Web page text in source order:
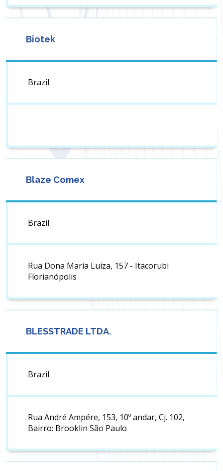
Biotek
Brazil
Blaze Comex
Brazil
Rua Dona Maria Luiza, 157 - Itacorubi
Florianópolis
BLESSTRADE LTDA.
Brazil
Rua André Ampére, 153, 10º andar, Cj. 102,
Bairro: Brooklin São Paulo